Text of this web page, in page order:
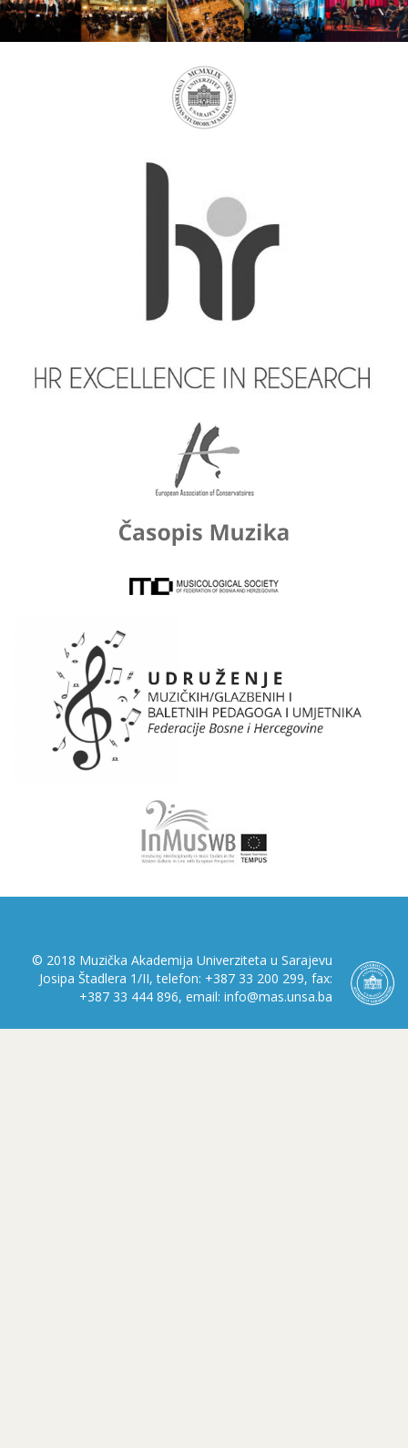
© 2018 Muzička Akademija Univerziteta u Sarajevu
Josipa Štadlera 1/II, telefon: +387 33 200 299, fax:
+387 33 444 896, email: info@mas.unsa.ba